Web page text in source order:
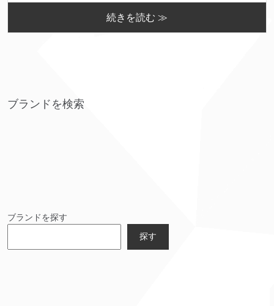
続きを読む ≫
ブランドを検索
ブランドを探す
探す